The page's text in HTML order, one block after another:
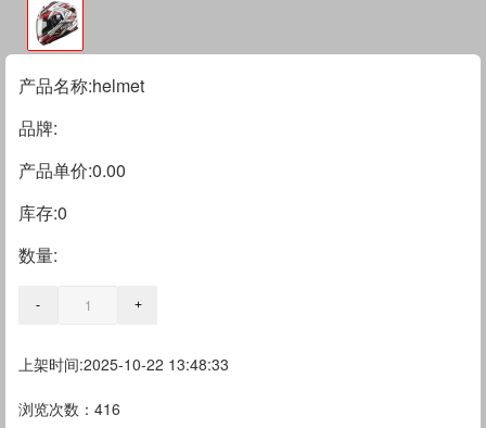
产品名称:helmet
品牌:
产品单价:0.00
库存:0
数量:
上架时间:2025-10-22 13:48:33
浏览次数：416